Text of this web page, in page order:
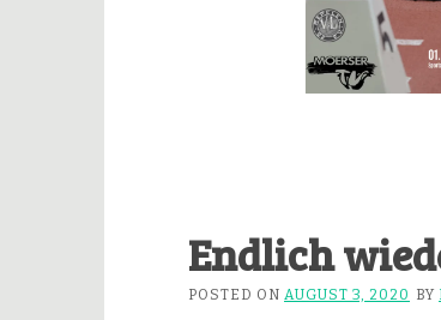
Endlich
POSTED ON AUGUST 3, 2020 BY